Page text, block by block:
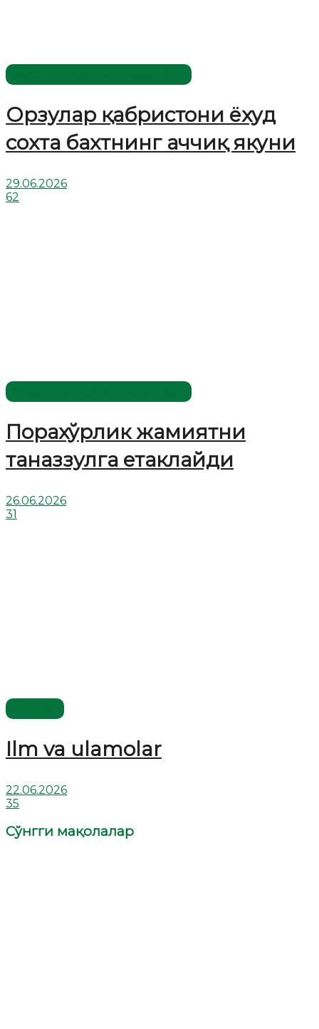
Орзулар қабристони ёхуд
сохта бахтнинг аччиқ якуни
29.06.2026
62
Порахўрлик жамиятни
таназзулга етаклайди
26.06.2026
31
Ilm va ulamolar
22.06.2026
35
Сўнгги мақолалар